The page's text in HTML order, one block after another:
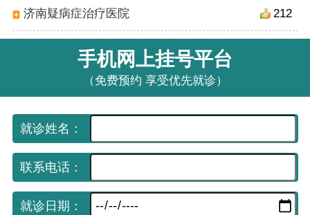
212
济南疑病症治疗医院
手机网上挂号平台
（免费预约 享受优先就诊）
就诊姓名：
联系电话：
就诊日期：